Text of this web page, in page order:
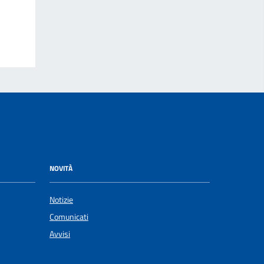
NOVITÀ
Notizie
Comunicati
Avvisi